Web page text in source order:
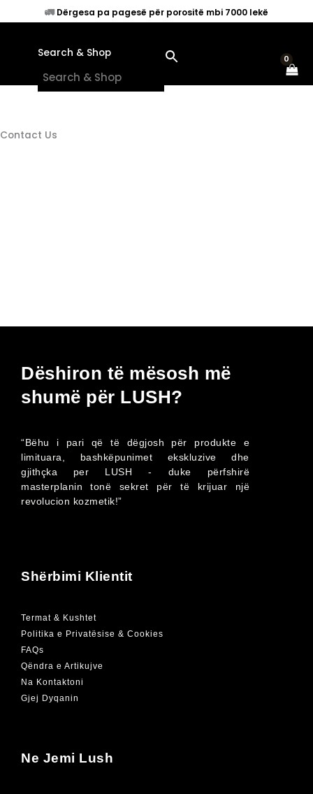
to
🚛Dërgesa pa pagesë për porositë mbi 7000 lekë
Search & Shop
Contact Us
Dëshiron të mësosh më
shumë për LUSH?
“Bëhu i pari që të dëgjosh për produkte e
limituara, bashkëpunimet ekskluzive dhe
gjithçka per LUSH - duke përfshirë
masterplanin tonë sekret për të krijuar një
revolucion kozmetik!”
Shërbimi Klientit
Termat & Kushtet
Politika e Privatësise & Cookies
FAQs
Qëndra e Artikujve
Na Kontaktoni
Gjej Dyqanin
Ne Jemi Lush